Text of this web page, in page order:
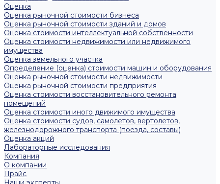
Оценка
Оценка рыночной стоимости бизнеса
Оценка рыночной стоимости зданий и домов
Оценка стоимости интеллектуальной собственности
Оценка стоимости недвижимости или недвижимого
имущества
Оценка земельного участка
Определение (оценка) стоимости машин и оборудования
Оценка рыночной стоимости недвижимости
Оценка рыночной стоимости предприятия
Оценка стоимости восстановительного ремонта
помещений
Оценка стоимости иного движимого имущества
Оценка стоимости судов, самолетов, вертолетов,
железнодорожного транспорта (поезда, составы)
Оценка акций
Лабораторные исследования
Компания
О компании
Прайс